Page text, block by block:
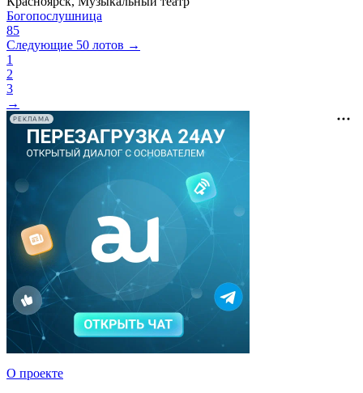
Богопослушница
85
Следующие 50 лотов →
1
2
3
→
РЕКЛАМА
О проекте